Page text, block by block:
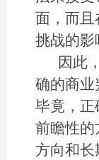
面，而
挑战的影
因此
确的商
毕竟，
前瞻性
方向和长